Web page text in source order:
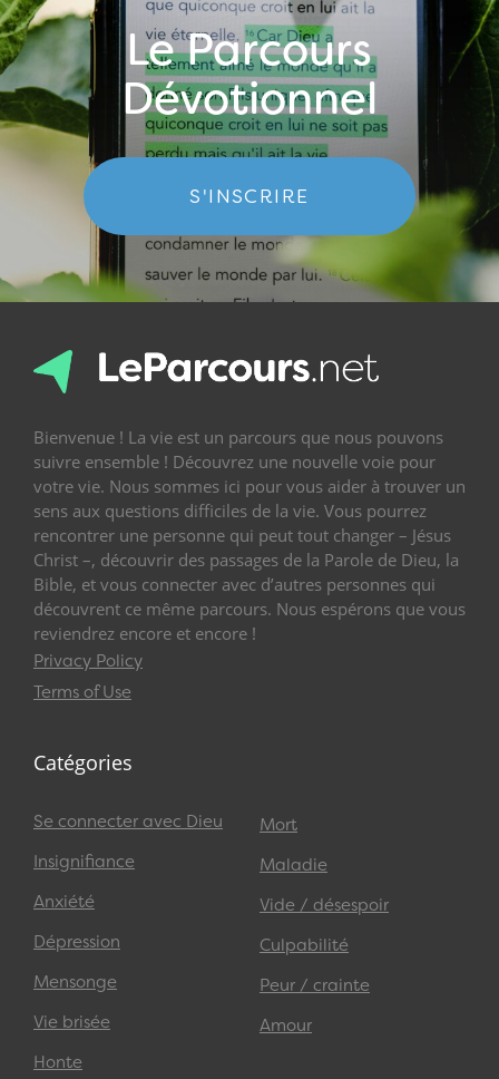
Le Parcours
Dévotionnel
S'INSCRIRE
Bienvenue ! La vie est un parcours que nous pouvons
suivre ensemble ! Découvrez une nouvelle voie pour
votre vie. Nous sommes ici pour vous aider à trouver un
sens aux questions difficiles de la vie. Vous pourrez
rencontrer une personne qui peut tout changer – Jésus
Christ –, découvrir des passages de la Parole de Dieu, la
Bible, et vous connecter avec d’autres personnes qui
découvrent ce même parcours. Nous espérons que vous
reviendrez encore et encore !
Privacy Policy
Terms of Use
Catégories
Se connecter avec Dieu
Insignifiance
Anxiété
Dépression
Mensonge
Vie brisée
Honte
Mort
Maladie
Vide / désespoir
Culpabilité
Peur / crainte
Amour